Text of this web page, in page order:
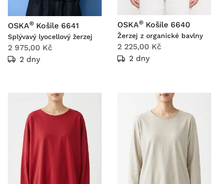
OSKA® Košile 6641
Splývavý lyocellový žerzej
2 975,00 Kč
2 dny
OSKA® Košile 6640
Žerzej z organické bavlny
2 225,00 Kč
2 dny